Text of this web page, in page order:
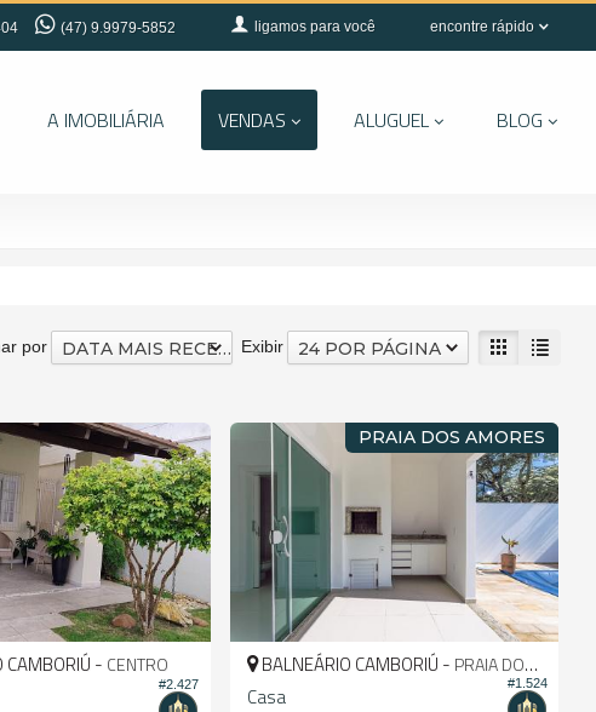
(47) 9.9979-5852 ligamos para você encontre rápido
A IMOBILIÁRIA VENDAS ALUGUEL BLOG
Exibir 24 POR PÁGINA
por DATA MAIS RECENTE
#2.427
- CENTRO
PRAIA DOS AMORES
#1.524
BALNEÁRIO CAMBORIÚ - PRAIA DOS AMORES
Casa